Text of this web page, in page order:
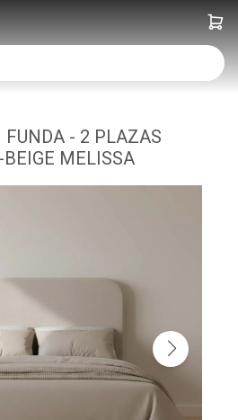
FUNDA - 2 PLAZAS
MELISSA